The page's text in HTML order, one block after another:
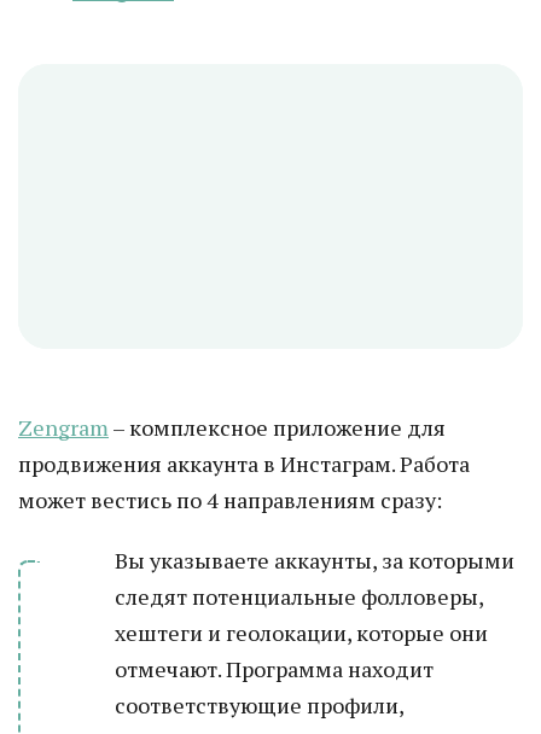
Zengram– комплексное приложение для
продвижения аккаунта в Инстаграм. Работа
может вестись по 4 направлениям сразу:
Вы указываете аккаунты, за которыми
следят потенциальные фолловеры,
хештеги и геолокации, которые они
отмечают. Программа находит
соответствующие профили,